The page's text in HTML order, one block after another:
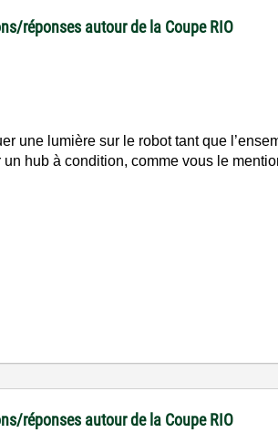
réponses autour de la Coupe RIO
une lumière sur le robot tant que
hub à condition, comme vous le
réponses autour de la Coupe RIO